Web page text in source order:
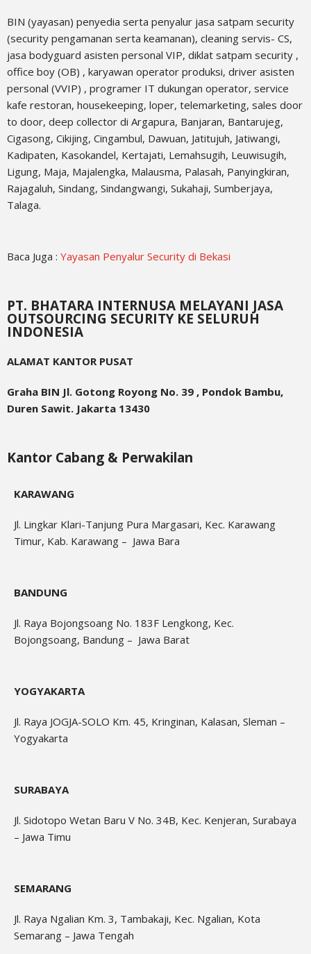
BIN (yayasan) penyedia serta penyalur jasa satpam security
(security pengamanan serta keamanan), cleaning servis- CS,
jasa bodyguard asisten personal VIP, diklat satpam security ,
office boy (OB) , karyawan operator produksi, driver asisten
personal (VVIP) , programer IT dukungan operator, service
kafe restoran, housekeeping, loper, telemarketing, sales door
to door, deep collector di Argapura, Banjaran, Bantarujeg,
Cigasong, Cikijing, Cingambul, Dawuan, Jatitujuh, Jatiwangi,
Kadipaten, Kasokandel, Kertajati, Lemahsugih, Leuwisugih,
Ligung, Maja, Majalengka, Malausma, Palasah, Panyingkiran,
Rajagaluh, Sindang, Sindangwangi, Sukahaji, Sumberjaya,
Talaga.
Baca Juga : Yayasan Penyalur Security di Bekasi
PT. BHATARA INTERNUSA MELAYANI JASA
OUTSOURCING SECURITY KE SELURUH
INDONESIA
ALAMAT KANTOR PUSAT
Graha BIN Jl. Gotong Royong No. 39 , Pondok Bambu,
Duren Sawit. Jakarta 13430
Kantor Cabang & Perwakilan
KARAWANG
Jl. Lingkar Klari-Tanjung Pura Margasari, Kec. Karawang
Timur, Kab. Karawang – Jawa Bara
BANDUNG
Jl. Raya Bojongsoang No. 183F Lengkong, Kec.
Bojongsoang, Bandung – Jawa Barat
YOGYAKARTA
Jl. Raya JOGJA-SOLO Km. 45, Kringinan, Kalasan, Sleman –
Yogyakarta
SURABAYA
Jl. Sidotopo Wetan Baru V No. 34B, Kec. Kenjeran, Surabaya
– Jawa Timu
SEMARANG
Jl. Raya Ngalian Km. 3, Tambakaji, Kec. Ngalian, Kota
Semarang – Jawa Tengah